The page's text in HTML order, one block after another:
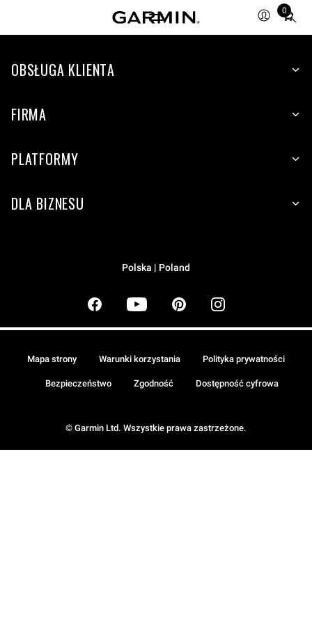
0
Total
items
cart:
OBSŁUGA KLIENTA
FIRMA
PLATFORMY
DLA BIZNESU
Polska | Poland
© Garmin Ltd. Wszystkie prawa zastrzeżone.
Mapa strony Warunki korzystania Polityka prywatności
Bezpieczeństwo Zgodność Dostępność cyfrowa